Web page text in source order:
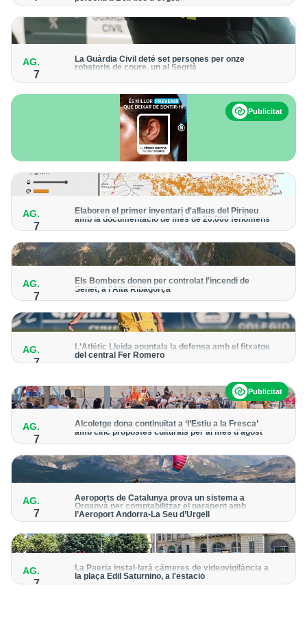
forma progressiva
AG.
7
La Guàrdia Civil deté set persones per onze
robatoris de coure, un al Segrià
Publicitat
AG.
7
Elaboren el primer inventari d'allaus del Pirineu
amb la documentació de més de 20.000 fenòmens
Obra de l'Institut Cartogràfic i Geològic de Catalunya, amb
AG.
7
Els Bombers donen per controlat l'incendi de
Senet, a l'Alta Ribagorça
El cos manté la vigilància de la zona amb drons i mitjans aeris
AG.
7
L'Atlètic Lleida apuntala la defensa amb el fitxatge
del central Fer Romero
Publicitat
AG.
7
Alcoletge dona continuïtat a ‘l’Estiu a la Fresca’
amb cinc propostes culturals per al mes d’agost
Un dels grans protagonistes de la programació serà
AG.
7
Aeroports de Catalunya prova un sistema a
Organyà per comptabilitzar el parapent amb
l’Aeroport Andorra-La Seu d’Urgell
mòbil per donar pas als avions amb vols instrumentals
AG.
7
La Paeria instal·larà càmeres de videovigilància a
la plaça Edil Saturnino, a l'estació